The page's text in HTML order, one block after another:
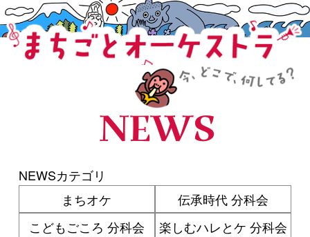
NEWSカテゴリ
まちオケ
伝承時代 分科会
こどもごころ 分科会
楽しむハレとケ 分科会
NEWS